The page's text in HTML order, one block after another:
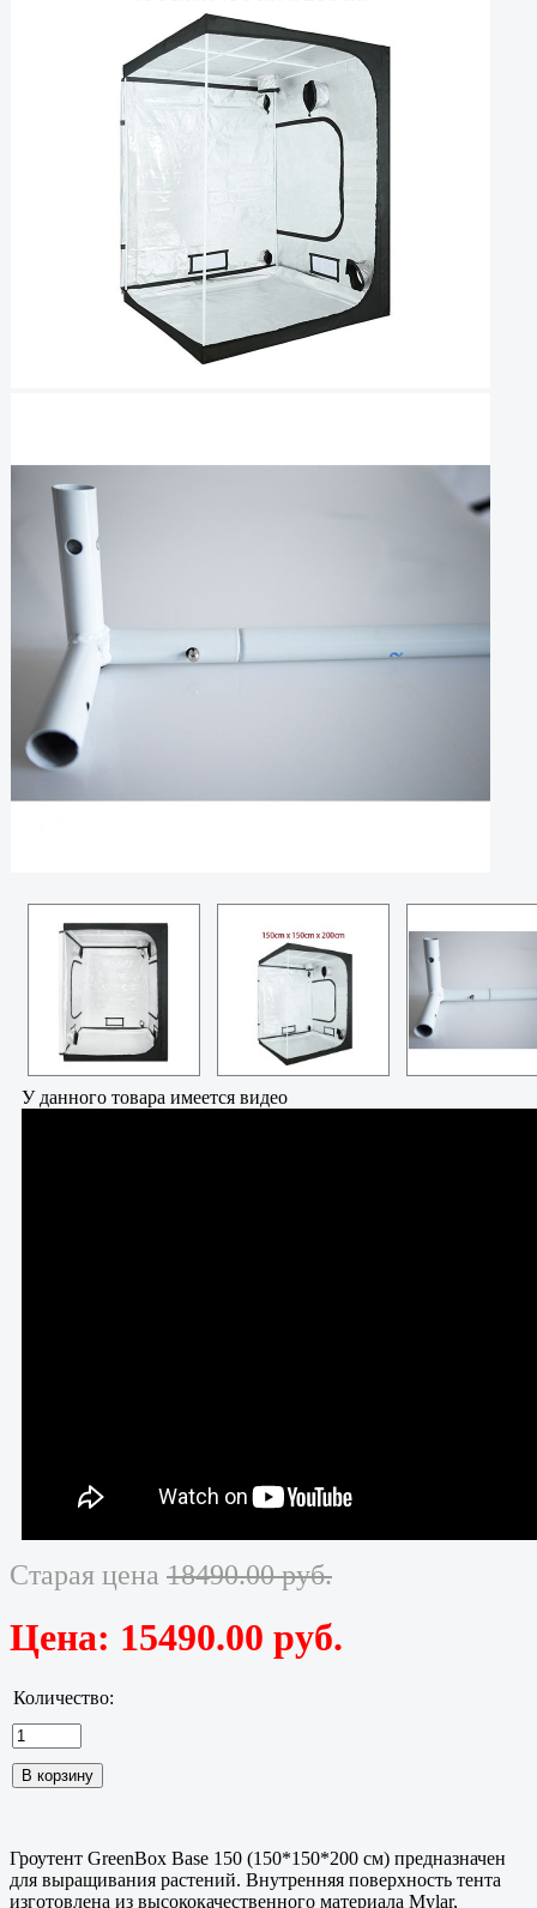
У данного товара имеется видео
Старая цена 18490.00 руб.
Цена: 15490.00 руб.
Количество:
Гроутент GreenBox Base 150 (150*150*200 см) предназначен
для выращивания растений. Внутренняя поверхность тента
изготовлена из высококачественного материала Mylar,